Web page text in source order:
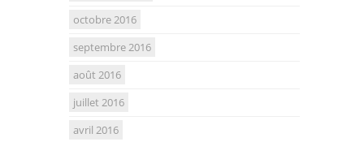
octobre 2016
septembre 2016
août 2016
juillet 2016
avril 2016